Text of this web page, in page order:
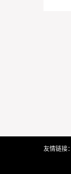
友情链接：